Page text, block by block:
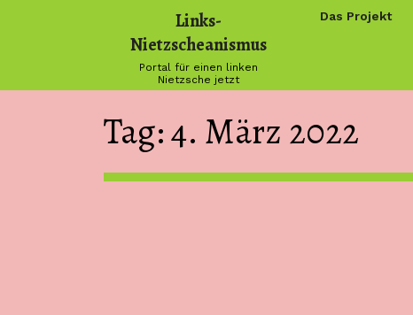
Links-
Nietzscheanismus
Portal für einen linken
Nietzsche jetzt
Das Projekt
Tag:4. März 2022